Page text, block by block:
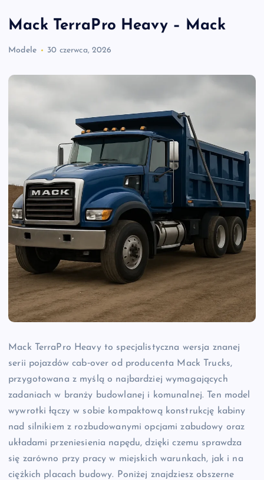
Mack TerraPro Heavy – Mack
Modele 30 czerwca, 2026
Mack TerraPro Heavy to specjalistyczna wersja znanej
serii pojazdów cab‑over od producenta Mack Trucks,
przygotowana z myślą o najbardziej wymagających
zadaniach w branży budowlanej i komunalnej. Ten model
wywrotki łączy w sobie kompaktową konstrukcję kabiny
nad silnikiem z rozbudowanymi opcjami zabudowy oraz
układami przeniesienia napędu, dzięki czemu sprawdza
się zarówno przy pracy w miejskich warunkach, jak i na
ciężkich placach budowy. Poniżej znajdziesz obszerne